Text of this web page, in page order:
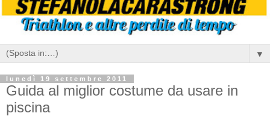
▼
lunedì 19 settembre 2011
Guida al miglior costume da usare in
piscina